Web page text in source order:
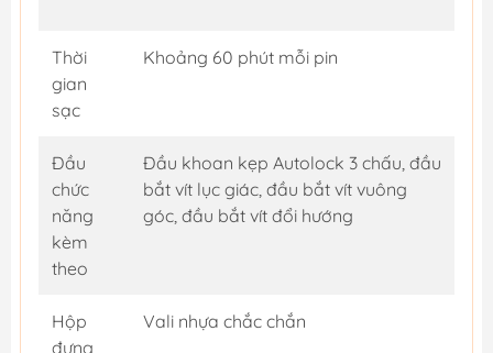
Thời
gian
sạc
Khoảng 60 phút mỗi pin
Đầu
chức
năng
kèm
theo
Đầu khoan kẹp Autolock 3 chấu, đầu
bắt vít lục giác, đầu bắt vít vuông
góc, đầu bắt vít đổi hướng
Hộp
đựng
Vali nhựa chắc chắn